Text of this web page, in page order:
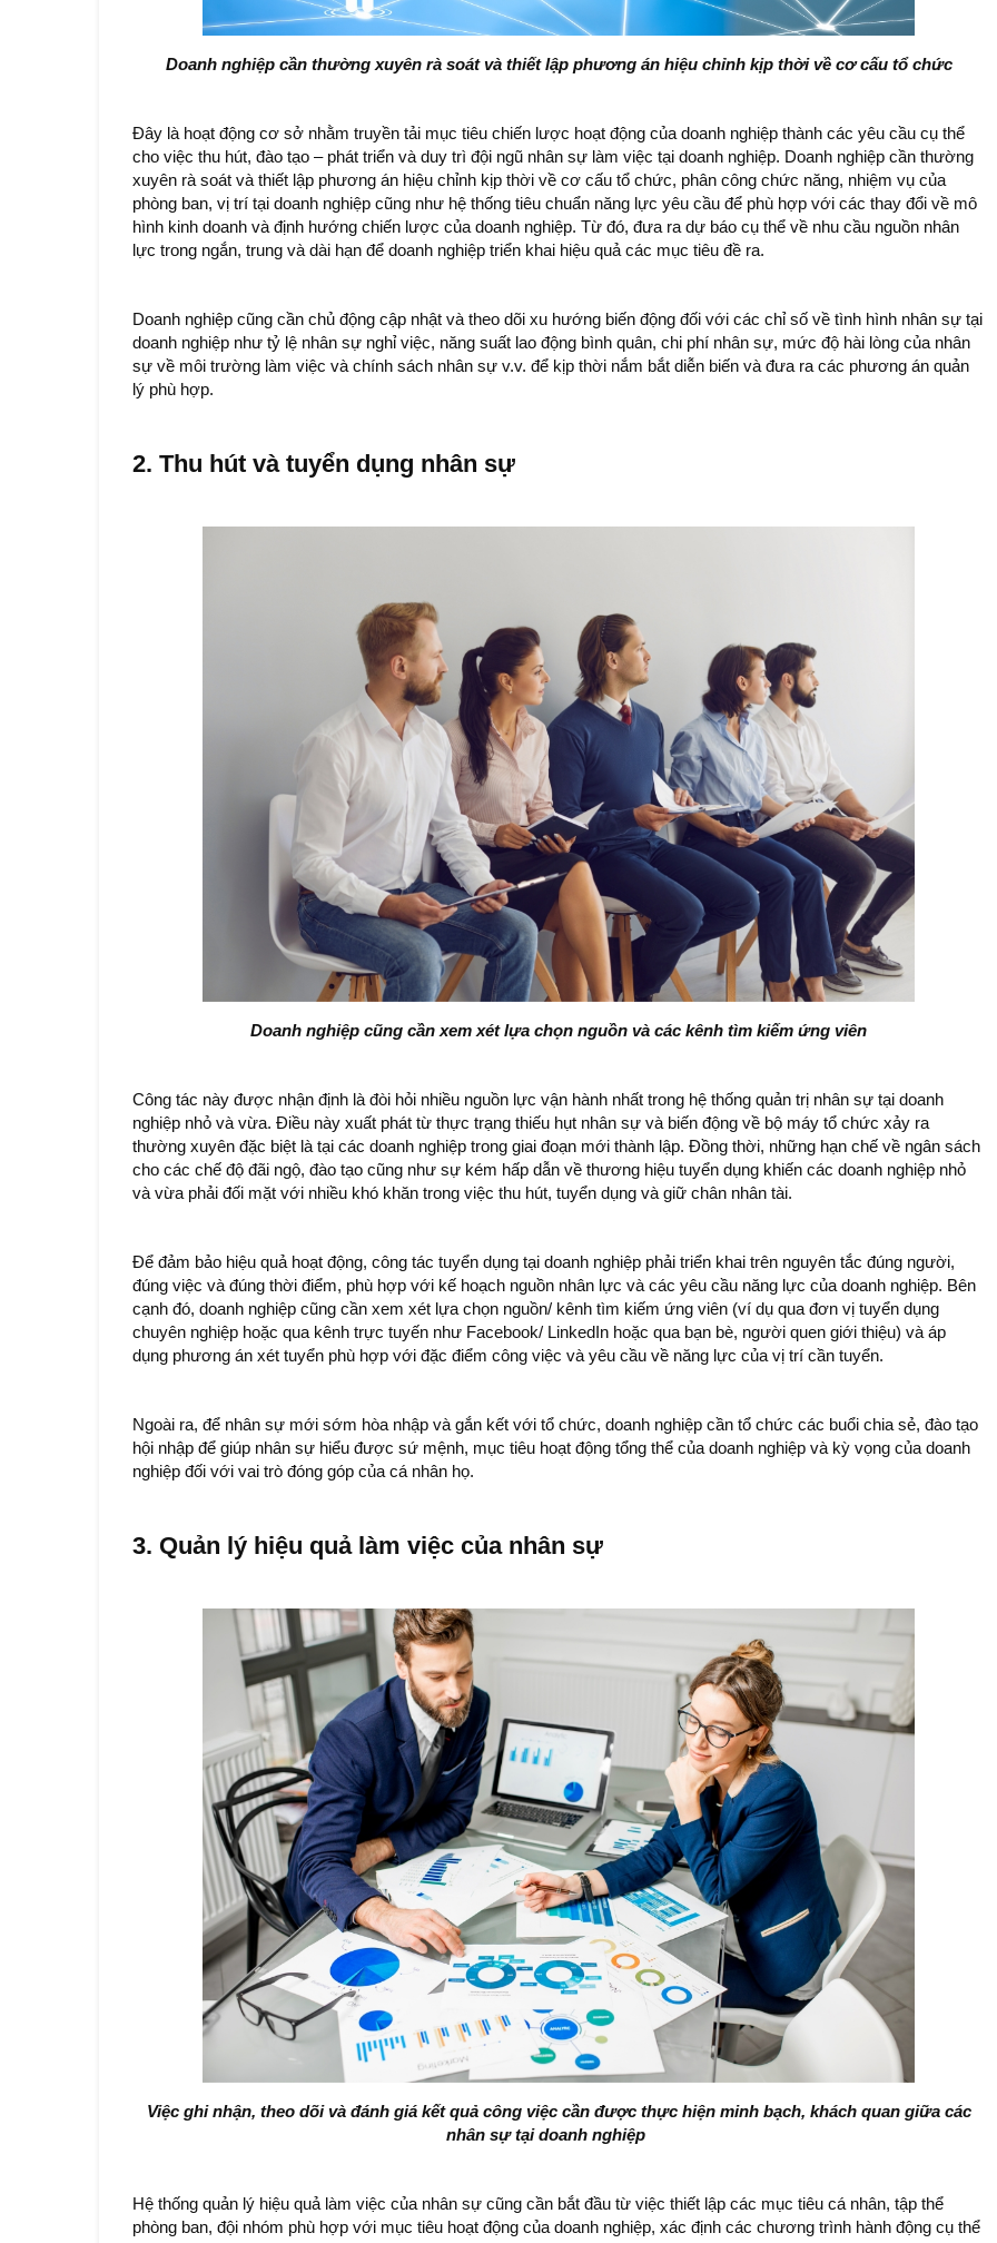
Doanh nghiệp cần thường xuyên rà soát và thiết lập phương án hiệu chỉnh kịp thời về cơ cấu tổ chức
Đây là hoạt động cơ sở nhằm truyền tải mục tiêu chiến lược hoạt động của doanh nghiệp thành các yêu cầu cụ thể
cho việc thu hút, đào tạo – phát triển và duy trì đội ngũ nhân sự làm việc tại doanh nghiệp. Doanh nghiệp cần thường
xuyên rà soát và thiết lập phương án hiệu chỉnh kịp thời về cơ cấu tổ chức, phân công chức năng, nhiệm vụ của
phòng ban, vị trí tại doanh nghiệp cũng như hệ thống tiêu chuẩn năng lực yêu cầu để phù hợp với các thay đổi về mô
hình kinh doanh và định hướng chiến lược của doanh nghiệp. Từ đó, đưa ra dự báo cụ thể về nhu cầu nguồn nhân
lực trong ngắn, trung và dài hạn để doanh nghiệp triển khai hiệu quả các mục tiêu đề ra.
Doanh nghiệp cũng cần chủ động cập nhật và theo dõi xu hướng biến động đối với các chỉ số về tình hình nhân sự tại
doanh nghiệp như tỷ lệ nhân sự nghỉ việc, năng suất lao động bình quân, chi phí nhân sự, mức độ hài lòng của nhân
sự về môi trường làm việc và chính sách nhân sự v.v. để kịp thời nắm bắt diễn biến và đưa ra các phương án quản
lý phù hợp.
2. Thu hút và tuyển dụng nhân sự
Doanh nghiệp cũng cần xem xét lựa chọn nguồn và các kênh tìm kiếm ứng viên
Công tác này được nhận định là đòi hỏi nhiều nguồn lực vận hành nhất trong hệ thống quản trị nhân sự tại doanh
nghiệp nhỏ và vừa. Điều này xuất phát từ thực trạng thiếu hụt nhân sự và biến động về bộ máy tổ chức xảy ra
thường xuyên đặc biệt là tại các doanh nghiệp trong giai đoạn mới thành lập. Đồng thời, những hạn chế về ngân sách
cho các chế độ đãi ngộ, đào tạo cũng như sự kém hấp dẫn về thương hiệu tuyển dụng khiến các doanh nghiệp nhỏ
và vừa phải đối mặt với nhiều khó khăn trong việc thu hút, tuyển dụng và giữ chân nhân tài.
Để đảm bảo hiệu quả hoạt động, công tác tuyển dụng tại doanh nghiệp phải triển khai trên nguyên tắc đúng người,
đúng việc và đúng thời điểm, phù hợp với kế hoạch nguồn nhân lực và các yêu cầu năng lực của doanh nghiệp. Bên
cạnh đó, doanh nghiệp cũng cần xem xét lựa chọn nguồn/ kênh tìm kiếm ứng viên (ví dụ qua đơn vị tuyển dụng
chuyên nghiệp hoặc qua kênh trực tuyến như Facebook/ LinkedIn hoặc qua bạn bè, người quen giới thiệu) và áp
dụng phương án xét tuyển phù hợp với đặc điểm công việc và yêu cầu về năng lực của vị trí cần tuyển.
Ngoài ra, để nhân sự mới sớm hòa nhập và gắn kết với tổ chức, doanh nghiệp cần tổ chức các buổi chia sẻ, đào tạo
hội nhập để giúp nhân sự hiểu được sứ mệnh, mục tiêu hoạt động tổng thể của doanh nghiệp và kỳ vọng của doanh
nghiệp đối với vai trò đóng góp của cá nhân họ.
3. Quản lý hiệu quả làm việc của nhân sự
Việc ghi nhận, theo dõi và đánh giá kết quả công việc cần được thực hiện minh bạch, khách quan giữa các
nhân sự tại doanh nghiệp
Hệ thống quản lý hiệu quả làm việc của nhân sự cũng cần bắt đầu từ việc thiết lập các mục tiêu cá nhân, tập thể
phòng ban, đội nhóm phù hợp với mục tiêu hoạt động của doanh nghiệp, xác định các chương trình hành động cụ thể